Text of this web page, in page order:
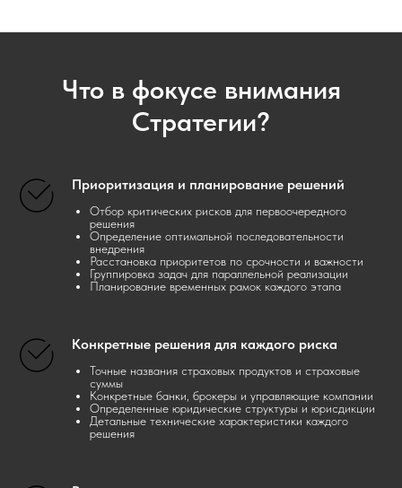
Что в фокусе внимания
Стратегии?
Приоритизация и планирование решений
Отбор критических рисков для первоочередного
решения
Определение оптимальной последовательности
внедрения
Расстановка приоритетов по срочности и важности
Группировка задач для параллельной реализации
Планирование временных рамок каждого этапа
Конкретные решения для каждого риска
Точные названия страховых продуктов и страховые
суммы
Конкретные банки, брокеры и управляющие компании
Определенные юридические структуры и юрисдикции
Детальные технические характеристики каждого
решения